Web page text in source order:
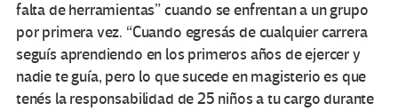
falta de herramientas” cuando se enfrentan a un grupo
por primera vez. “Cuando egresás de cualquier carrera
seguís aprendiendo en los primeros años de ejercer y
nadie te guía, pero lo que sucede en magisterio es que
tenés la responsabilidad de 25 niños a tu cargo durante